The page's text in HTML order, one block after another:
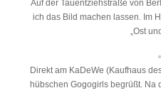
Auf der Tauentziehstraße von
ich das Bild machen lassen. Im
„Ost
Direkt am KaDeWe (Kaufhaus
hübschen Gogogirls begrüßt. Na